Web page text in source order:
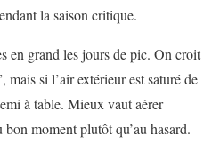
la saison critique.
en grand les jours de pic. On croit
mais si l’air extérieur est saturé de
à table. Mieux vaut aérer
moment plutôt qu’au hasard.